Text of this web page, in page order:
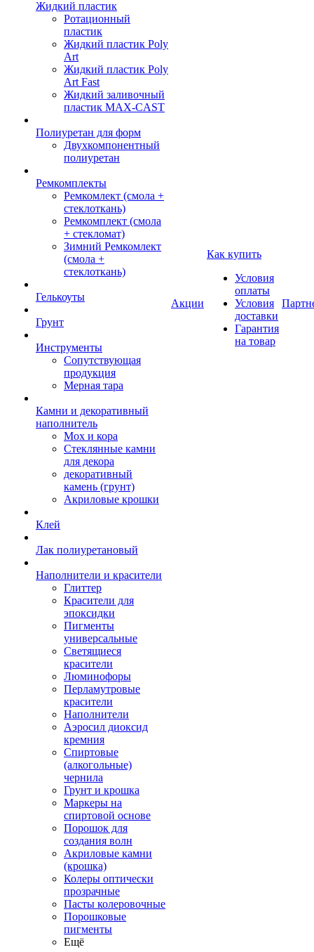
Жидкий пластик
Ротационный
пластик
Жидкий пластик Poly
Art
Жидкий пластик Poly
Art Fast
Жидкий заливочный
пластик MAX-CAST
Полиуретан для форм
Двухкомпонентный
полиуретан
Ремкомплекты
Ремкомлект (смола +
стеклоткань)
Ремкомплект (смола
+ стекломат)
Зимний Ремкомлект
(смола +
стеклоткань)
Гелькоуты
Грунт
Инструменты
Сопутствующая
продукция
Мерная тара
Камни и декоративный
наполнитель
Мох и кора
Стеклянные камни
для декора
декоративный
камень (грунт)
Акриловые крошки
Клей
Лак полиуретановый
Наполнители и красители
Глиттер
Красители для
эпоксидки
Пигменты
универсальные
Светящиеся
красители
Люминофоры
Перламутровые
красители
Наполнители
Аэросил диоксид
кремния
Спиртовые
(алкогольные)
чернила
Грунт и крошка
Маркеры на
спиртовой основе
Порошок для
создания волн
Акриловые камни
(крошка)
Колеры оптически
прозрачные
Пасты колеровочные
Порошковые
пигменты
Ещё
Акции
Как купить
Условия
оплаты
Условия
доставки
Гарантия
на товар